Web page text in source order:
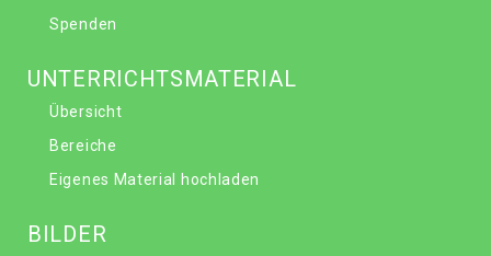
Spenden
UNTERRICHTSMATERIAL
Übersicht
Bereiche
Eigenes Material hochladen
BILDER